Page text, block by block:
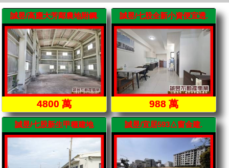
誠昱/高應大芳鄰農地附鋼.
4800 萬
誠昱/七股全新小資便宜透.
988 萬
誠昱/七股新生甲種建地 誠昱/宜居593△窗金建.